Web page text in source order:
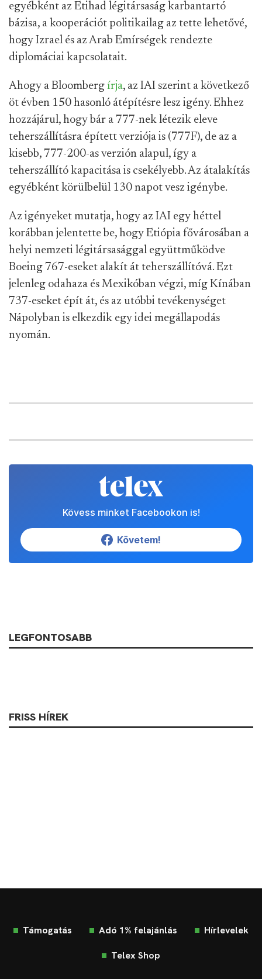
egyébként az Etihad légitársaság karbantartó
bázisa, a kooperációt politikailag az tette lehetővé,
hogy Izrael és az Arab Emírségek rendezte
diplomáciai kapcsolatait.
Ahogy a Bloomberg írja, az IAI szerint a következő
öt évben 150 hasonló átépítésre lesz igény. Ehhez
hozzájárul, hogy bár a 777-nek létezik eleve
teherszállításra épített verziója is (777F), de az a
kisebb, 777-200-as verzión alapul, így a
teherszállító kapacitása is csekélyebb. Az átalakítás
egyébként körülbelül 130 napot vesz igénybe.
Az igényeket mutatja, hogy az IAI egy héttel
korábban jelentette be, hogy Etiópia fővárosában a
helyi nemzeti légitársasággal együttműködve
Boeing 767-eseket alakít át teherszállítóvá. Ezt
jelenleg odahaza és Mexikóban végzi, míg Kínában
737-eseket épít át, és az utóbbi tevékenységet
Nápolyban is elkezdik egy idei megállapodás
nyomán.
Kövess minket Facebookon is!
Követem!
LEGFONTOSABB
FRISS HÍREK
Támogatás Adó 1% felajánlás Hírlevelek
Telex Shop